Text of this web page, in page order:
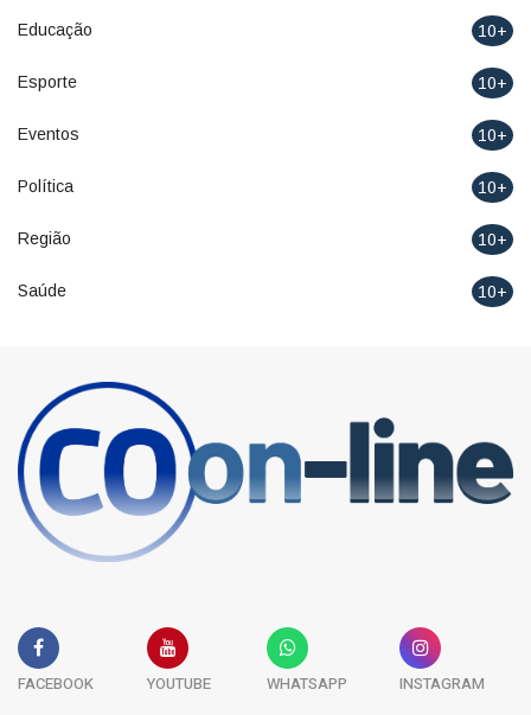
Educação 10+
Esporte 10+
Eventos 10+
Política 10+
Região 10+
Saúde 10+
FACEBOOK YOUTUBE WHATSAPP INSTAGRAM